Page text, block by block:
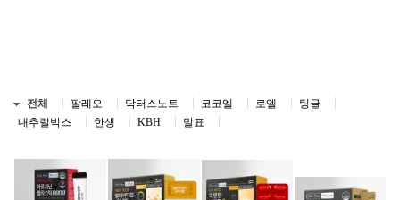
전체 팔레오 닥터스노트 코코엘 로엘
팅글
내추럴박스
한생 KBH 말표